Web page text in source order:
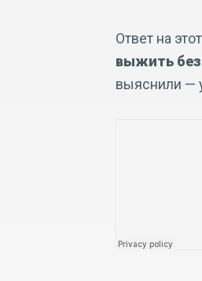
Ответ на
выжить без
выяснили —